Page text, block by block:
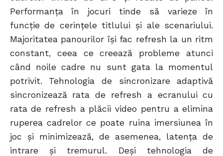
Performanța în jocuri tinde să varieze în
funcție de cerințele titlului și ale scenariului.
Majoritatea panourilor își fac refresh la un ritm
constant, ceea ce creează probleme atunci
când noile cadre nu sunt gata la momentul
potrivit. Tehnologia de sincronizare adaptivă
sincronizează rata de refresh a ecranului cu
rata de refresh a plăcii video pentru a elimina
ruperea cadrelor ce poate ruina imersiunea în
joc și minimizează, de asemenea, latența de
intrare și tremurul. Deși tehnologia de